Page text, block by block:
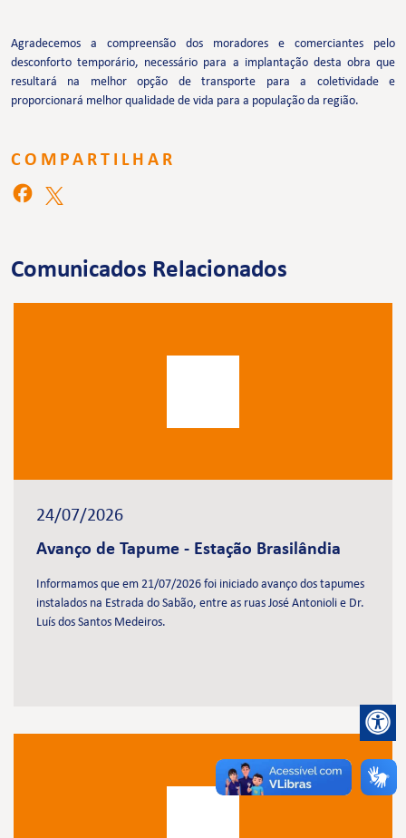
Agradecemos a compreensão dos moradores e comerciantes pelo
desconforto temporário, necessário para a implantação desta obra que
resultará na melhor opção de transporte para a coletividade e
proporcionará melhor qualidade de vida para a população da região.
COMPARTILHAR
Comunicados Relacionados
24/07/2026
Avanço de Tapume - Estação Brasilândia
Informamos que em 21/07/2026 foi iniciado avanço dos tapumes
instalados na Estrada do Sabão, entre as ruas José Antonioli e Dr.
Luís dos Santos Medeiros.